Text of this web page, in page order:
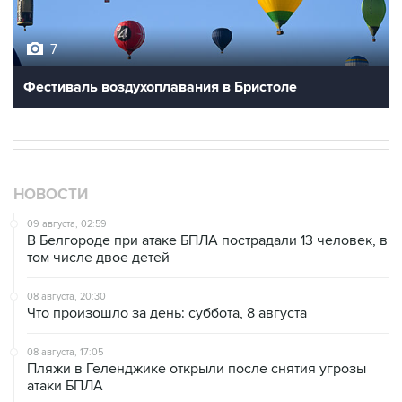
7
Фестиваль воздухоплавания в Бристоле
НОВОСТИ
09 августа, 02:59
В Белгороде при атаке БПЛА пострадали 13 человек, в
том числе двое детей
08 августа, 20:30
Что произошло за день: суббота, 8 августа
08 августа, 17:05
Пляжи в Геленджике открыли после снятия угрозы
атаки БПЛА